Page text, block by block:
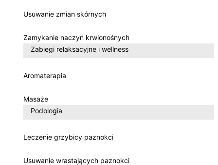
Usuwanie zmian skórnych
Zamykanie naczyń krwionośnych
Zabiegi relaksacyjne i wellness
Aromaterapia
Masaże
Podologia
Leczenie grzybicy paznokci
Usuwanie wrastających paznokci